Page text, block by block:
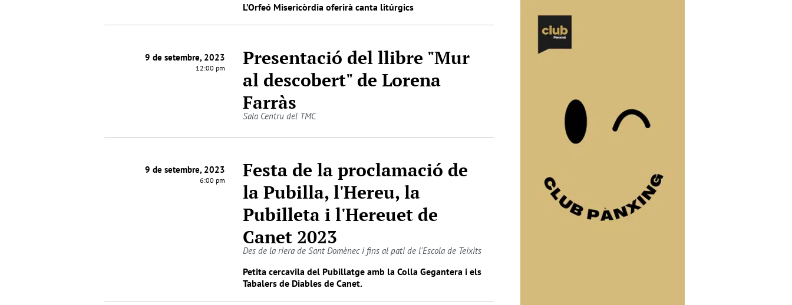
L’Orfeó Misericòrdia oferirà canta litúrgics
9 de setembre, 2023
12:00 pm
Presentació del llibre "Mur
al descobert" de Lorena
Farràs
Sala Centru del TMC
9 de setembre, 2023
6:00 pm
Festa de la proclamació de
la Pubilla, l'Hereu, la
Pubilleta i l'Hereuet de
Canet 2023
Des de la riera de Sant Domènec i fins al pati de l'Escola de Teixits
Petita cercavila del Pubillatge amb la Colla Gegantera i els
Tabalers de Diables de Canet.